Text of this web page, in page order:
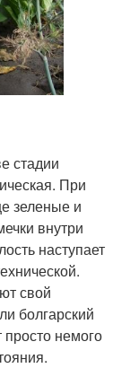
стадии
При
зеленые и
внутри
наступает
свой
болгарский
немого